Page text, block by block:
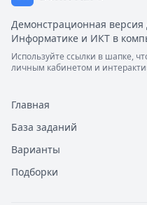
Демонстрационная версия
Информатике и ИКТ в
Используйте ссылки в шапке,
личным кабинетом и
Главная
База заданий
Варианты
Подборки